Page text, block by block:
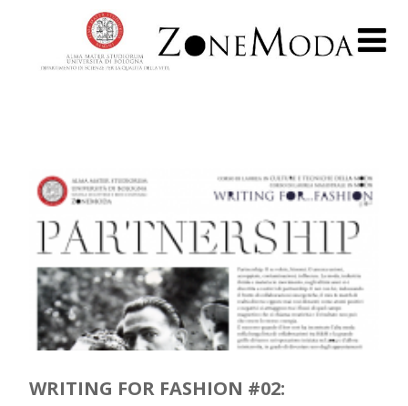
WRITING FOR FASHION #02: